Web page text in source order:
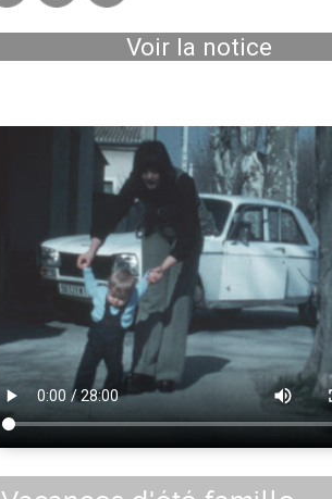
Voir la notice